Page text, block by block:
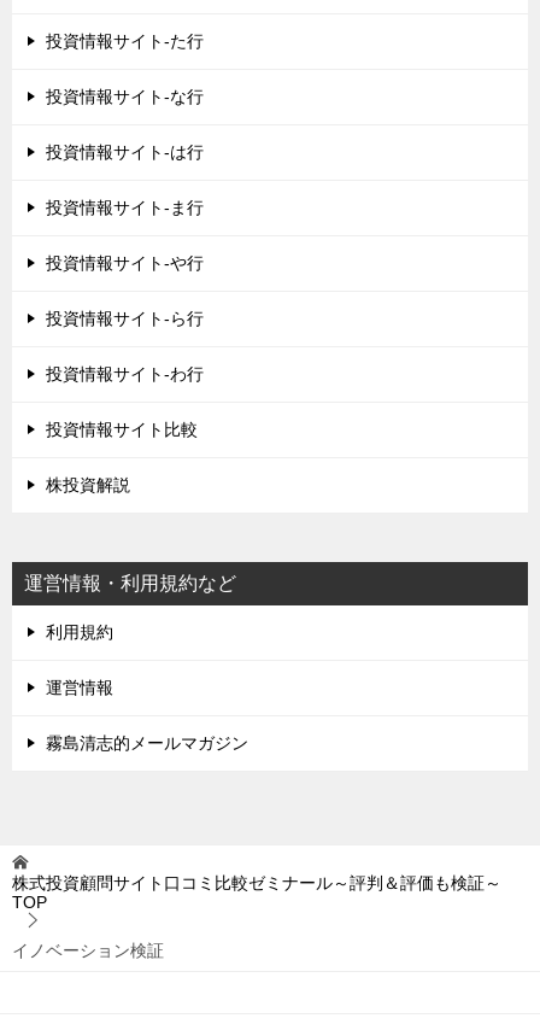
投資情報サイト-た行
投資情報サイト-な行
投資情報サイト-は行
投資情報サイト-ま行
投資情報サイト-や行
投資情報サイト-ら行
投資情報サイト-わ行
投資情報サイト比較
株投資解説
運営情報・利用規約など
利用規約
運営情報
霧島清志的メールマガジン
株式投資顧問サイト口コミ比較ゼミナール～評判＆評価も検証～
TOP
イノベーション検証